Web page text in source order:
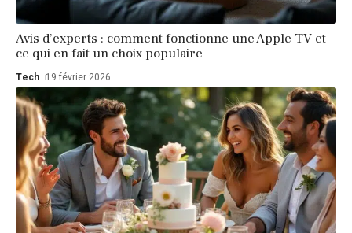
Avis d’experts : comment fonctionne une Apple TV et
ce qui en fait un choix populaire
Tech 19 février 2026